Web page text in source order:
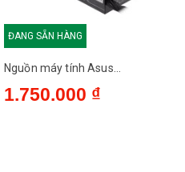
ĐANG SẴN HÀNG
Nguồn máy tính Asus...
1.750.000 ₫